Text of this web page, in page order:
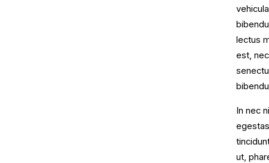
lectus
est,
In nec
ut,